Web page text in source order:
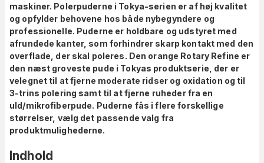
maskiner. Polerpuderne i Tokya-serien er af høj kvalitet
og opfylder behovene hos både nybegyndere og
professionelle. Puderne er holdbare og udstyret med
afrundede kanter, som forhindrer skarp kontakt med den
overflade, der skal poleres. Den orange Rotary Refine er
den næst groveste pude i Tokyas produktserie, der er
velegnet til at fjerne moderate ridser og oxidation og til
3-trins polering samt til at fjerne ruheder fra en
uld/mikrofiberpude. Puderne fås i flere forskellige
størrelser, vælg det passende valg fra
produktmulighederne.
Indhold